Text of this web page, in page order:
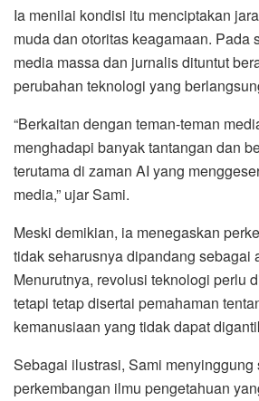
Ia menilai kondisi itu menciptakan
muda dan otoritas keagamaan. Pada
media massa dan jurnalis dituntut
perubahan teknologi yang
“Berkaitan dengan teman-teman
menghadapi banyak tantangan dan
terutama di zaman AI yang
media,” ujar Sami.
Meski demikian, ia menegaskan
tidak seharusnya dipandang sebagai
Menurutnya, revolusi teknologi perlu
tetapi tetap disertai pemahaman
kemanusiaan yang tidak dapat
Sebagai ilustrasi, Sami menyinggung
perkembangan ilmu pengetahuan